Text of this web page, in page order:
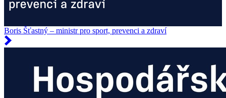
Boris Šťastný – ministr pro sport, prevenci a zdraví